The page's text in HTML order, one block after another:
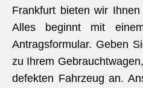
Frankfurt bieten wir
Alles beginnt mit
Antragsformular. Geben
zu Ihrem
defekten Fahrzeug an.